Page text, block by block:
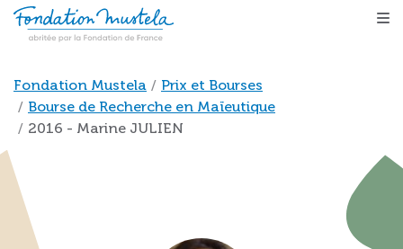
Aller au contenu principal
Fil d'Ariane
Fondation Mustela
Prix et Bourses
Bourse de Recherche en Maïeutique
2016 - Marine JULIEN